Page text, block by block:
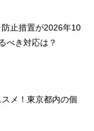
止措置が2026年10
べき対応は？
メ！東京都内の個